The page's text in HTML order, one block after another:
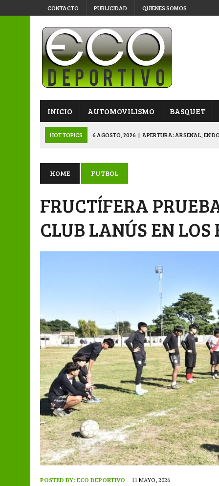
CONTACTO PUBLICIDAD QUIENES SOMOS
INICIO AUTOMOVILISMO BASQUET
HOT TOPICS 6 AGOSTO, 2026 | APERTURA: ARSENAL, EN
6 AGOSTO, 2026 | APERTURA: BELGRANO DERROTÓ A
7 AGOSTO, 2026 | APERTURA “B”: CACU Y CANALLAS
HOME FUTBOL
FRUCTÍFERA
CLUB LANÚS EN LOS
POSTED BY: ECO DEPORTIVO 11 MAYO, 2026